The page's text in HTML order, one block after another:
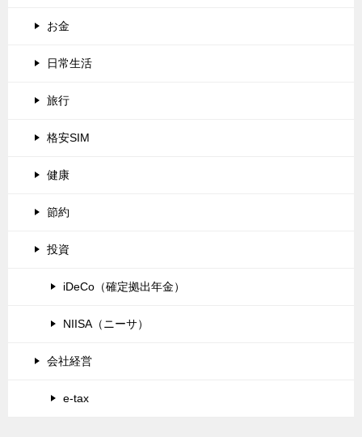
お金
日常生活
旅行
格安SIM
健康
節約
投資
iDeCo（確定拠出年金）
NIISA（ニーサ）
会社経営
e-tax